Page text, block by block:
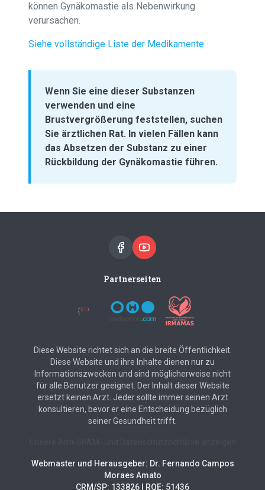
können Gynäkomastie als Nebenwirkung
verursachen.
Siehe vollständige Liste der Medikamente
Wenn Sie eine dieser Substanzen
verwenden und eine
Brustvergrößerung feststellen, suchen
Sie ärztlichen Rat. In vielen Fällen kann
das Absetzen der Substanz zu einer
Rückbildung der Gynäkomastie führen.
Partnerseiten
Diese Website richtet sich an die breite Öffentlichkeit.
Diese Website und ihre Inhalte dienen nur zu
Informationszwecken und sind möglicherweise nicht
für alle Benutzer geeignet. Der Inhalt dieser Website
ersetzt keinen Arzt. Jeder sollte immer seinen Arzt
konsultieren, bevor er eine Entscheidung bezüglich
seiner Gesundheit trifft.
Webmaster und Herausgeber: Dr. Fernando Campos
Moraes Amato
CRM/SP: 133826 | RQE: 51436